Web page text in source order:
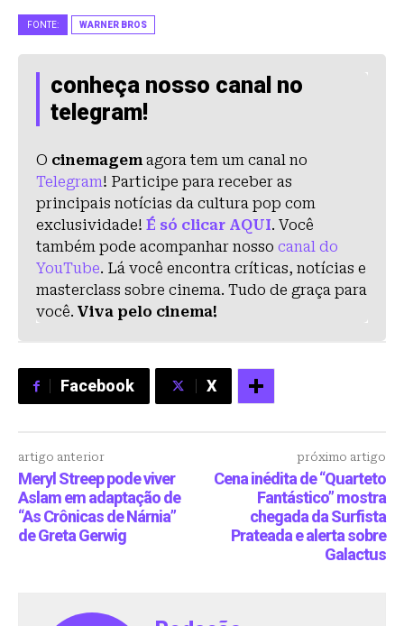
FONTE: WARNER BROS
conheça nosso canal no
telegram!
O cinemagemagora tem um canal no
Telegram! Participe para receber as
principais notícias da cultura pop com
exclusividade! É só clicar AQUI. Você
também pode acompanhar nosso canal do
YouTube. Lá você encontra críticas, notícias e
masterclass sobre cinema. Tudo de graça para
você. Viva pelo cinema!
Facebook X
artigo anterior
Meryl Streep pode viver
Aslam em adaptação de
“As Crônicas de Nárnia”
de Greta Gerwig
próximo artigo
Cena inédita de “Quarteto
Fantástico” mostra
chegada da Surfista
Prateada e alerta sobre
Galactus